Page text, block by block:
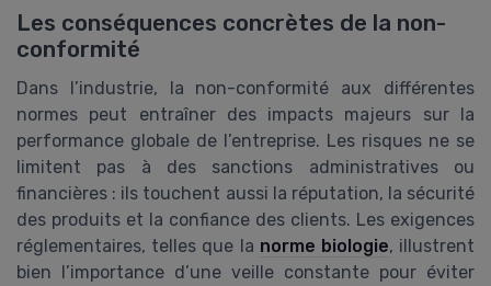
Les conséquences concrètes de la non-
conformité
Dans l’industrie, la non-conformité aux différentes
normes peut entraîner des impacts majeurs sur la
performance globale de l’entreprise. Les risques ne se
limitent pas à des sanctions administratives ou
financières : ils touchent aussi la réputation, la sécurité
des produits et la confiance des clients. Les exigences
réglementaires, telles que la norme biologie, illustrent
bien l’importance d’une veille constante pour éviter